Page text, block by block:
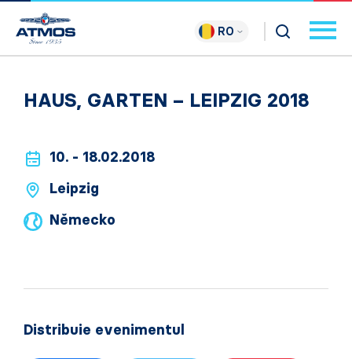
RO
HAUS, GARTEN – LEIPZIG 2018
10. - 18.02.2018
Leipzig
Německo
Distribuie evenimentul